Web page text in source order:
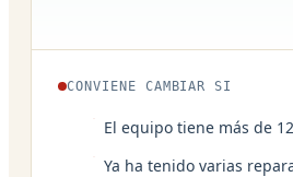
CONVIENE CAMBIAR SI
El equipo tiene más de
Ya ha tenido varias